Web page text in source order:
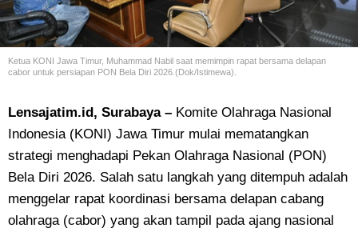
Ketua KONI Jawa Timur, Muhammad Nabil saat memimpin rapat bersama delapan
cabor untuk persiapan PON Bela Diri 2026.(Dok/Istimewa).
Lensajatim.id, Surabaya – Komite Olahraga Nasional
Indonesia (KONI) Jawa Timur mulai mematangkan
strategi menghadapi Pekan Olahraga Nasional (PON)
Bela Diri 2026. Salah satu langkah yang ditempuh adalah
menggelar rapat koordinasi bersama delapan cabang
olahraga (cabor) yang akan tampil pada ajang nasional